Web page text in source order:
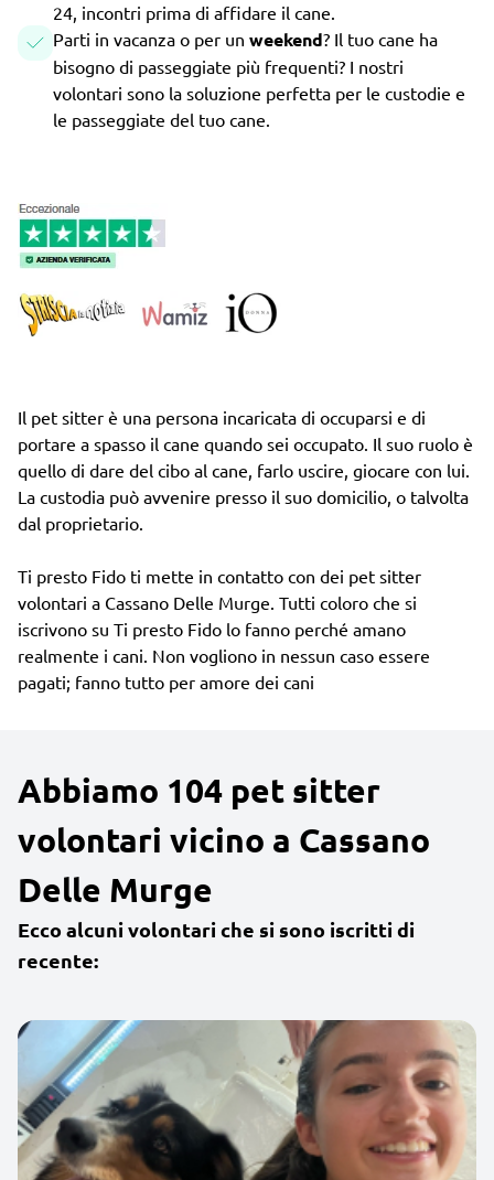
24, incontri prima di affidare il cane.
Parti in vacanza o per un weekend? Il tuo cane ha
bisogno di passeggiate più frequenti? I nostri
volontari sono la soluzione perfetta per le custodie e
le passeggiate del tuo cane.
Il pet sitter è una persona incaricata di occuparsi e di
portare a spasso il cane quando sei occupato. Il suo ruolo è
quello di dare del cibo al cane, farlo uscire, giocare con lui.
La custodia può avvenire presso il suo domicilio, o talvolta
dal proprietario.
Ti presto Fido ti mette in contatto con dei pet sitter
volontari a Cassano Delle Murge. Tutti coloro che si
iscrivono su Ti presto Fido lo fanno perché amano
realmente i cani. Non vogliono in nessun caso essere
pagati; fanno tutto per amore dei cani
Abbiamo 104 pet sitter
volontari vicino a Cassano
Delle Murge
Ecco alcuni volontari che si sono iscritti di
recente: